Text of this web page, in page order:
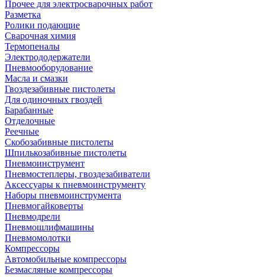
Прочее для электросварочных работ
Разметка
Ролики подающие
Сварочная химия
Термопеналы
Электрододержатели
Пневмооборудование
Масла и смазки
Гвоздезабивные пистолеты
Для одиночных гвоздей
Барабанные
Отделочные
Реечные
Скобозабивные пистолеты
Шпилькозабивные пистолеты
Пневмоинструмент
Пневмостеплеры, гвоздезабиватели
Аксессуары к пневмоинструменту
Наборы пневмоинструмента
Пневмогайковерты
Пневмодрели
Пневмошлифмашины
Пневмомолотки
Компрессоры
Автомобильные компрессоры
Безмасляные компрессоры